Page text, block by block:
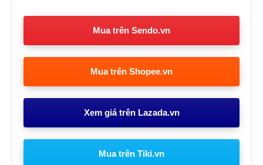
Mua trên Sendo.vn
Mua trên Shopee.vn
Xem giá trên Lazada.vn
Mua trên Tiki.vn